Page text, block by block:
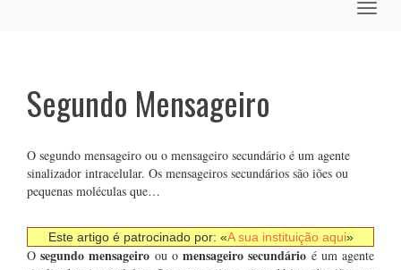
Toggle
Segundo Mensageiro
O segundo mensageiro ou o mensageiro secundário é um agente
sinalizador intracelular. Os mensageiros secundários são iões ou
pequenas moléculas que…
Este artigo é patrocinado por: «A sua instituição aqui»
Osegundo mensageiro ou omensageiro secundário é um agente